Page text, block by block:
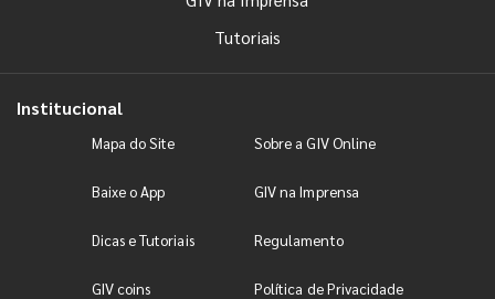
Tutoriais
Institucional
Mapa do Site Sobre a GIV Online
Baixe o App GIV na Imprensa
Dicas e Tutoriais Regulamento
GIV coins Política de Privacidade